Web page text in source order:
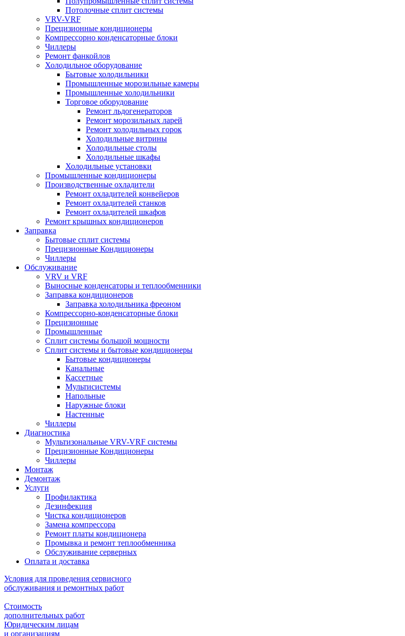
Потолочные сплит системы
VRV-VRF
Прецизионные кондиционеры
Компрессорно конденсаторные блоки
Чиллеры
Ремонт фанкойлов
Холодильное оборудование
Бытовые холодильники
Промышленные морозильные камеры
Промышленные холодильники
Торговое оборудование
Ремонт льдогенераторов
Ремонт морозильных ларей
Ремонт холодильных горок
Холодильные витрины
Холодильные столы
Холодильные шкафы
Холодильные установки
Промышленные кондиционеры
Производственные охладители
Ремонт охладителей конвейеров
Ремонт охладителей станков
Ремонт охладителей шкафов
Ремонт крышных кондиционеров
Заправка
Бытовые сплит системы
Прецизионные Кондиционеры
Чиллеры
Обслуживание
VRV и VRF
Выносные конденсаторы и теплообменники
Заправка кондиционеров
Заправка холодильника фреоном
Компрессорно-конденсаторные блоки
Прецизионные
Промышленные
Сплит системы большой мощности
Сплит системы и бытовые кондиционеры
Бытовые кондиционеры
Канальные
Кассетные
Мультисистемы
Напольные
Наружные блоки
Настенные
Чиллеры
Диагностика
Мультизональные VRV-VRF системы
Прецизионные Кондиционеры
Чиллеры
Монтаж
Демонтаж
Услуги
Профилактика
Дезинфекция
Чистка кондиционеров
Замена компрессора
Ремонт платы кондиционера
Промывка и ремонт теплообменника
Обслуживание серверных
Оплата и доставка
Условия для проведения сервисного
обслуживания и ремонтных работ
Стоимость
дополнительных работ
Юридическим лицам
и организациям